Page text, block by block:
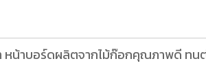
หน้าบอร์ดผลิตจากไม้ก๊อกคุณภาพดี ทน